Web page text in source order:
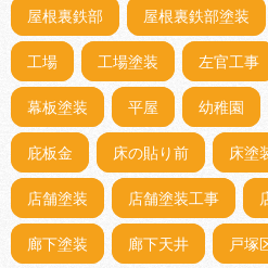
屋根裏鉄部 屋根裏鉄部塗装
工場 工場塗装 左官工事
幕板塗装 平屋 幼稚園
庇板金 床の貼り前 床塗
店舗塗装 店舗塗装工事
廊下塗装 廊下天井 戸塚